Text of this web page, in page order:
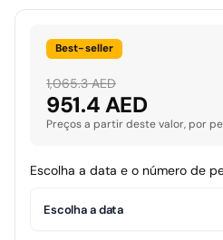
Best-seller
1,065.3 AED
951.4 AED
Preços a partir deste valor, por
Escolha a data e o número de
Escolha a data